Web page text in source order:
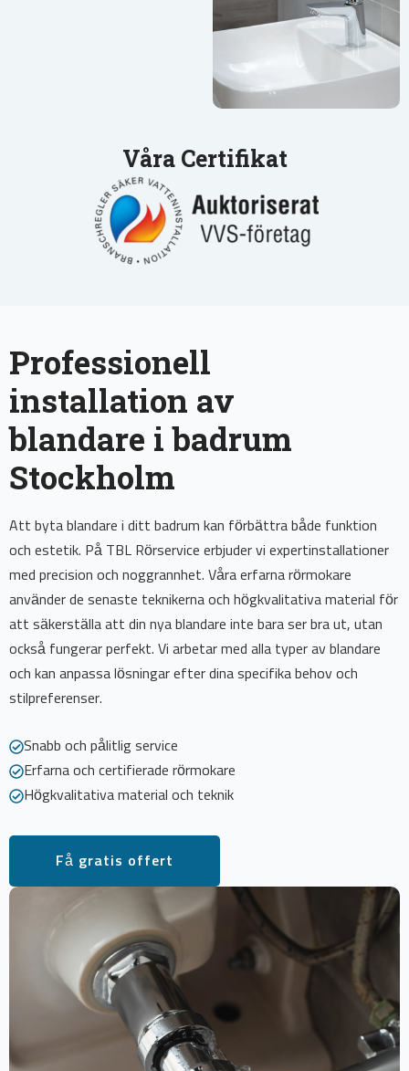
Våra Certifikat
Professionell
installation av
blandare i badrum
Stockholm
Att byta blandare i ditt badrum kan förbättra både funktion
och estetik. På TBL Rörservice erbjuder vi expertinstallationer
med precision och noggrannhet. Våra erfarna rörmokare
använder de senaste teknikerna och högkvalitativa material för
att säkerställa att din nya blandare inte bara ser bra ut, utan
också fungerar perfekt. Vi arbetar med alla typer av blandare
och kan anpassa lösningar efter dina specifika behov och
stilpreferenser.
Snabb och pålitlig service
Erfarna och certifierade rörmokare
Högkvalitativa material och teknik
Få gratis offert